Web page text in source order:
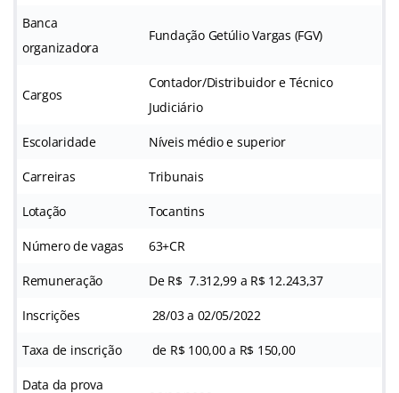
Banca
organizadora
Fundação Getúlio Vargas (FGV)
Cargos
Contador/Distribuidor e Técnico
Judiciário
Escolaridade Níveis médio e superior
Carreiras Tribunais
Lotação Tocantins
Número de vagas 63+CR
Remuneração De R$ 7.312,99 a R$ 12.243,37
Inscrições 28/03 a 02/05/2022
Taxa de inscrição de R$ 100,00 a R$ 150,00
Data da prova